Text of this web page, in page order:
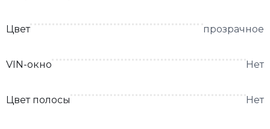
Цвет прозрачное
VIN-окно Нет
Цвет полосы Нет